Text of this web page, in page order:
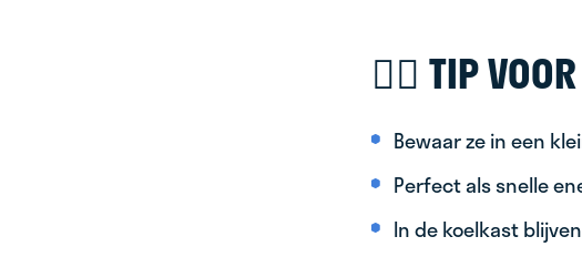
🚴‍♀️ TIP
Bewaar ze in een
Perfect als snelle
In de koelkast